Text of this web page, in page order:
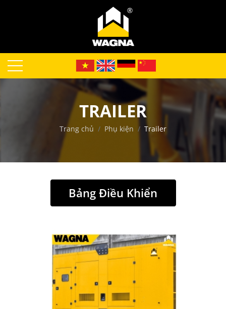
TRAILER
Trang chủ Phụ kiện Trailer
Bảng Điều Khiển